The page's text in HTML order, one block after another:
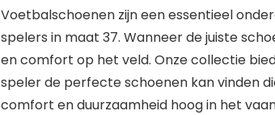
Voetbalschoenen zijn een essentieel
spelers in maat 37. Wanneer de juiste
en comfort op het veld. Onze collectie
speler de perfecte schoenen kan vinden
comfort en duurzaamheid hoog in het